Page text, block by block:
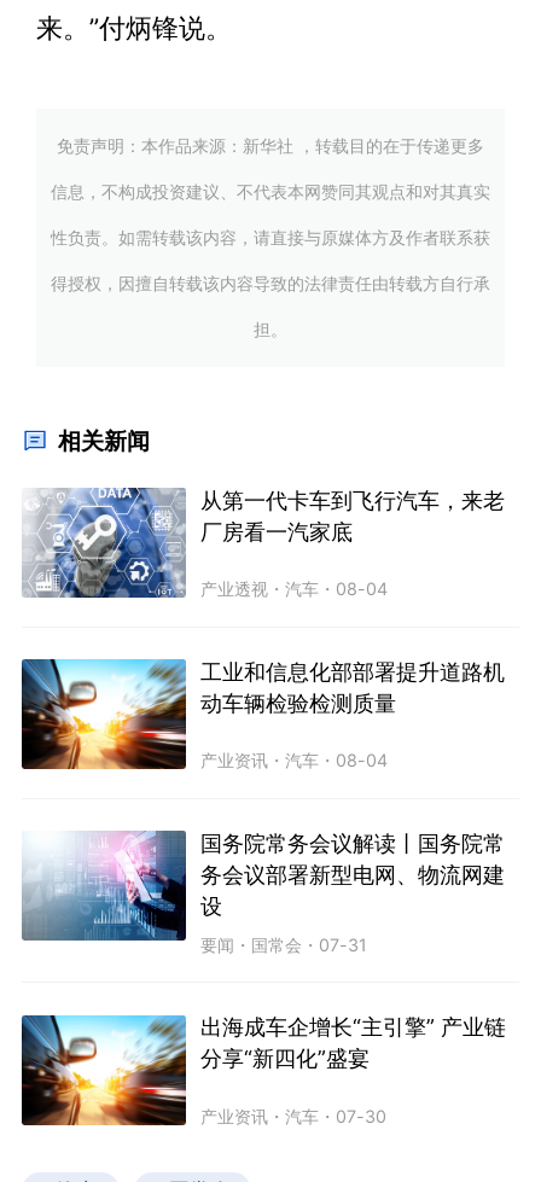
来。”付炳锋说。
免责声明：本作品来源：新华社 ，转载目的在于传递更多
信息，不构成投资建议、不代表本网赞同其观点和对其真实
性负责。如需转载该内容，请直接与原媒体方及作者联系获
得授权，因擅自转载该内容导致的法律责任由转载方自行承
担。
相关新闻
从第一代卡车到飞行汽车，来老
厂房看一汽家底
产业透视 ・汽车 ・ 08-04
工业和信息化部部署提升道路机
动车辆检验检测质量
产业资讯 ・汽车 ・ 08-04
国务院常务会议解读丨国务院常
务会议部署新型电网、物流网建
设
要闻 ・ 国常会 ・ 07-31
出海成车企增长“主引擎” 产业链
分享“新四化”盛宴
产业资讯 ・汽车 ・ 07-30